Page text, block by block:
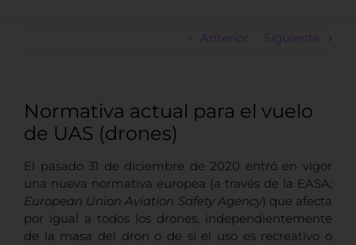
Anterior Siguiente
Normativa actual para el vuelo
de UAS (drones)
El pasado 31 de diciembre de 2020 entró en vigor
una nueva normativa europea (a través de la EASA;
European Union Aviation Safety Agency) que afecta
por igual a todos los drones, independientemente
de la masa del dron o de si el uso es recreativo o